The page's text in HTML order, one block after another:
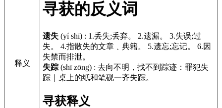
释义
寻获的反义词
遗失 (yí shī) : 1.丢失;丢弃。 2.遗漏。 3.失误;过
失。 4.指散失的文章﹑典籍。 5.遗忘;忘记。 6.因
失禁而排泄。
失踪 (shī zōng) : 去向不明，找不到踪迹：罪犯失
踪｜桌上的纸和笔砚一齐失踪。
寻获释义